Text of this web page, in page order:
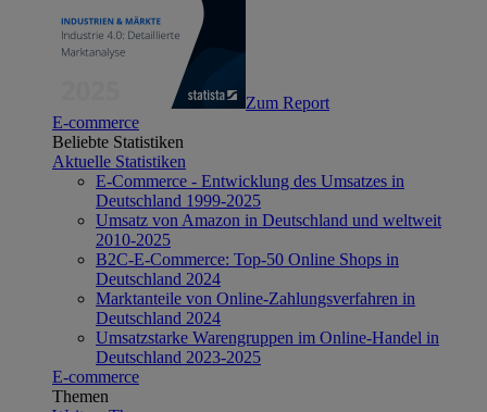
Zum Report
E-commerce
Beliebte Statistiken
Aktuelle Statistiken
E-Commerce - Entwicklung des Umsatzes in
Deutschland 1999-2025
Umsatz von Amazon in Deutschland und weltweit
2010-2025
B2C-E-Commerce: Top-50 Online Shops in
Deutschland 2024
Marktanteile von Online-Zahlungsverfahren in
Deutschland 2024
Umsatzstarke Warengruppen im Online-Handel in
Deutschland 2023-2025
E-commerce
Themen